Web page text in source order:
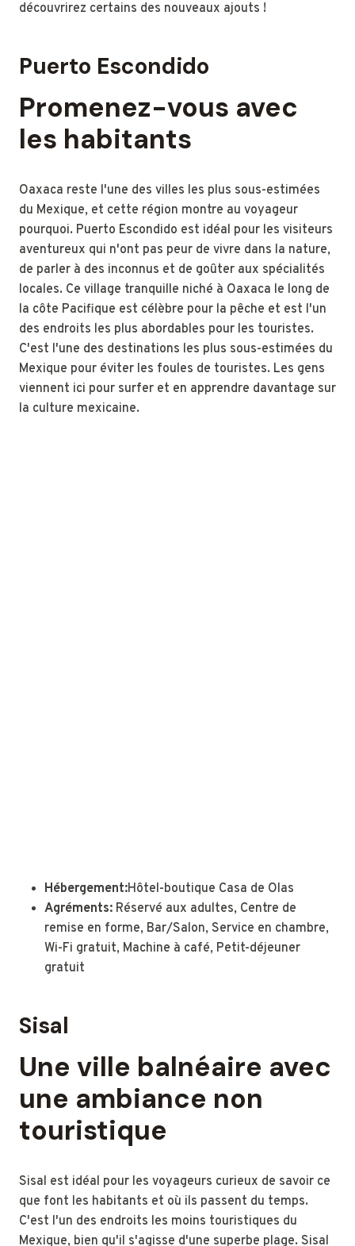
découvrirez certains des nouveaux ajouts !
Puerto Escondido
Promenez-vous avec
les habitants
Oaxaca reste l'une des villes les plus sous-estimées
du Mexique, et cette région montre au voyageur
pourquoi. Puerto Escondido est idéal pour les visiteurs
aventureux qui n'ont pas peur de vivre dans la nature,
de parler à des inconnus et de goûter aux spécialités
locales. Ce village tranquille niché à Oaxaca le long de
la côte Pacifique est célèbre pour la pêche et est l'un
des endroits les plus abordables pour les touristes.
C'est l'une des destinations les plus sous-estimées du
Mexique pour éviter les foules de touristes. Les gens
viennent ici pour surfer et en apprendre davantage sur
la culture mexicaine.
Hébergement:Hôtel-boutique Casa de Olas
Agréments: Réservé aux adultes, Centre de
remise en forme, Bar/Salon, Service en chambre,
Wi-Fi gratuit, Machine à café, Petit-déjeuner
gratuit
Sisal
Une ville balnéaire avec
une ambiance non
touristique
Sisal est idéal pour les voyageurs curieux de savoir ce
que font les habitants et où ils passent du temps.
C'est l'un des endroits les moins touristiques du
Mexique, bien qu'il s'agisse d'une superbe plage. Sisal